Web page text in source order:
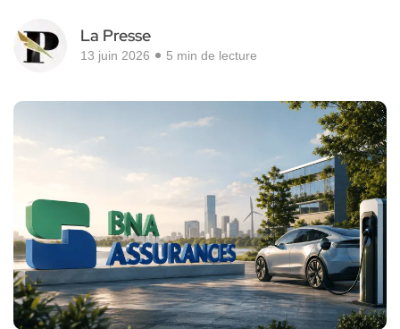
La Presse
13 juin 2026 5 min de lecture